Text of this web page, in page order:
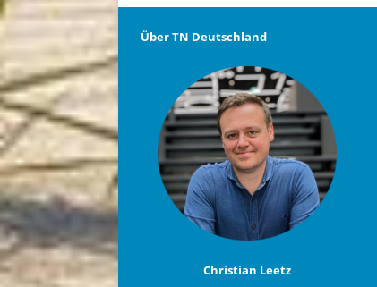
Über TN Deutschland
Christian Leetz